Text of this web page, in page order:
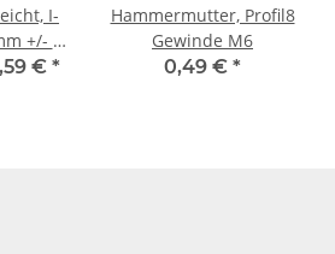
I-
+/- 5
€ *
Hammermutter, Profil8
Gewinde M6
0,49 € *